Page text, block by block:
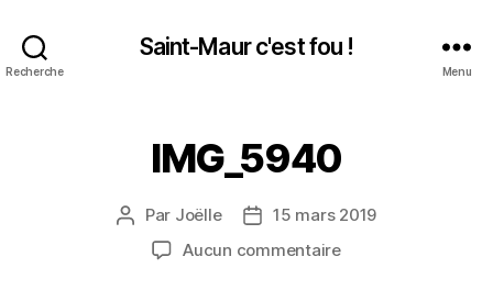
Recherche
Saint-Maur c'est fou !
Menu
IMG_5940
Auteur
l’article
Par Joëlle
Date15 mars 2019
Aucun commentairesur